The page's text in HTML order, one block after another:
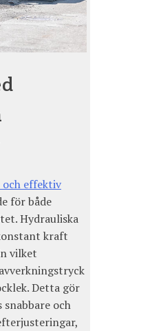
och effektiv
för både
Hydrauliska
kraft
vilket
Detta gör
och